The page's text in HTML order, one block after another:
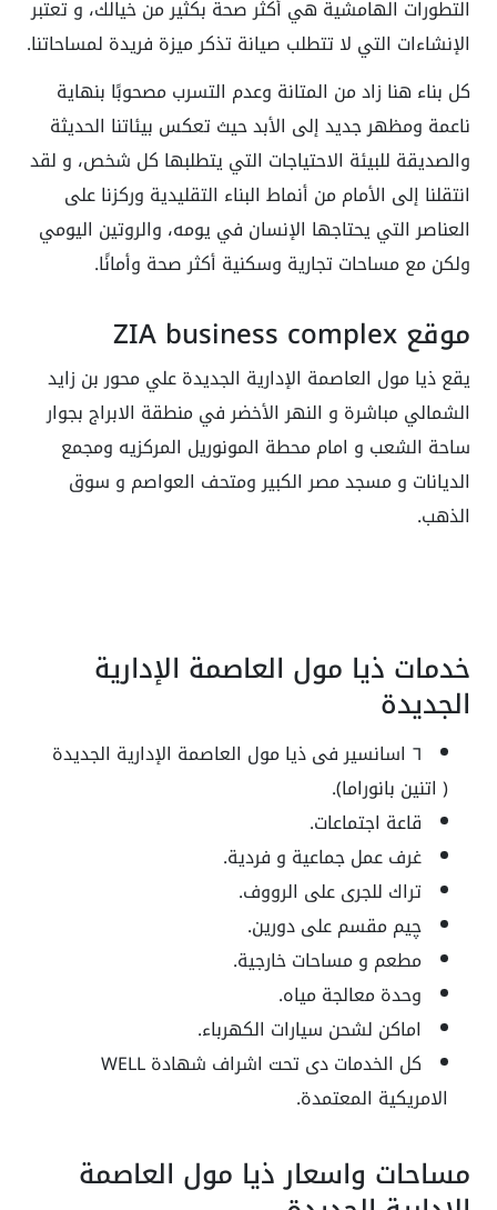
التطورات الهامشية هي أكثر صحة بكثير من خيالك، و تعتبر
الإنشاءات التي لا تتطلب صيانة تذكر ميزة فريدة لمساحاتنا.
كل بناء هنا زاد من المتانة وعدم التسرب مصحوبًا بنهاية
ناعمة ومظهر جديد إلى الأبد حيث تعكس بيئاتنا الحديثة
والصديقة للبيئة الاحتياجات التي يتطلبها كل شخص، و لقد
انتقلنا إلى الأمام من أنماط البناء التقليدية وركزنا على
العناصر التي يحتاجها الإنسان في يومه، والروتين اليومي
ولكن مع مساحات تجارية وسكنية أكثر صحة وأمانًا.
موقع ZIA business complex
يقع ذيا مول العاصمة الإدارية الجديدة علي محور بن زايد
الشمالي مباشرة و النهر الأخضر في منطقة الابراج بجوار
ساحة الشعب و امام محطة المونوريل المركزيه ومجمع
الديانات و مسجد مصر الكبير ومتحف العواصم و سوق
الذهب.
خدمات ذيا مول العاصمة الإدارية
الجديدة
٦ اسانسير فى ذيا مول العاصمة الإدارية الجديدة
( اتنين بانوراما).
قاعة اجتماعات.
غرف عمل جماعية و فردية.
تراك للجرى على الرووف.
چيم مقسم على دورين.
مطعم و مساحات خارجية.
وحدة معالجة مياه.
اماكن لشحن سيارات الكهرباء.
كل الخدمات دى تحت اشراف شهادة WELL
الامريكية المعتمدة.
مساحات واسعار ذيا مول العاصمة